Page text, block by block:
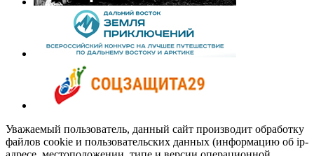
Уважаемый пользователь, данный сайт производит обработку
файлов cookie и пользовательских данных (информацию об ip-